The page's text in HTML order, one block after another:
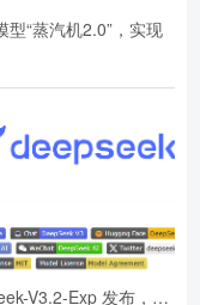
“蒸汽机2.0”，实现
V3.2-Exp 发布，训